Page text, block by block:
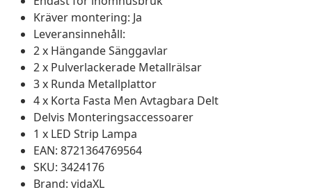
Kräver montering: Ja
Leveransinnehåll:
2 x Hängande Sänggavlar
2 x Pulverlackerade Metallrälsar
3 x Runda Metallplattor
4 x Korta Fasta Men Avtagbara Delt
Delvis Monteringsaccessoarer
1 x LED Strip Lampa
EAN: 8721364769564
SKU: 3424176
Brand: vidaXL